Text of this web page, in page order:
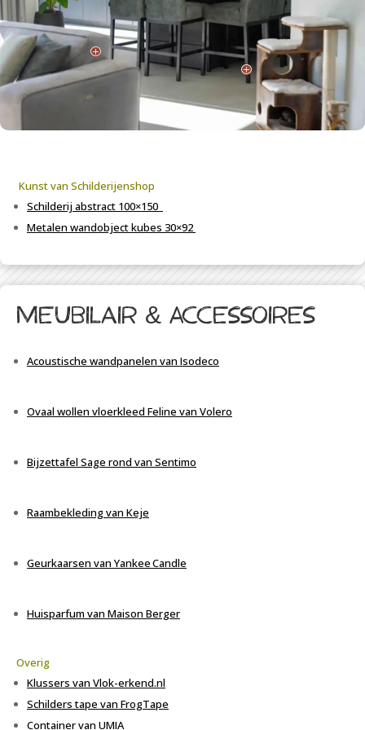
P
P
Kunstvan Schilderijenshop
Schilderij abstract 100×150
Metalen wandobjectkubes 30×92
meubilair & Accessoires
Acoustische wandpanelen van Isodeco
Ovaal wollen vloerkleed Feline van Volero
Bijzettafel Sage rond van Sentimo
Raambekleding van Keje
Geurkaarsen van YankeeCandle
Huisparfum van Maison Berger
Overig
Klussers van Vlok-erkend.nl
Schilders tape van FrogTape
Container van UMIA